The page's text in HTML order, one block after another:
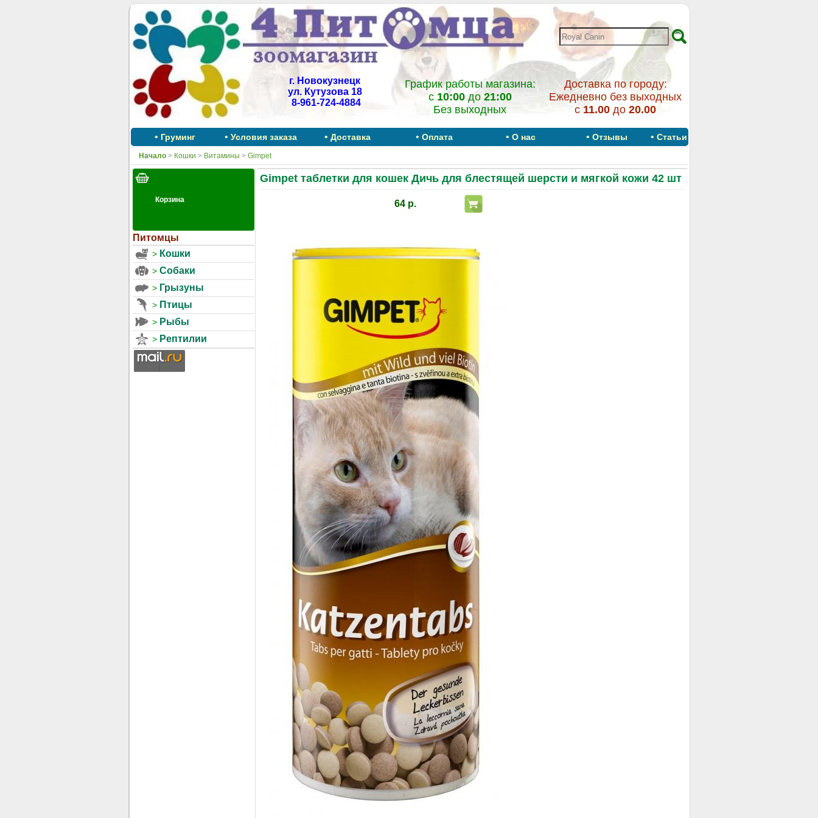
г. Новокузнецк
ул. Кутузова 18
8-961-724-4884
График работы магазина:
c 10:00до 21:00
Без выходных
Доставка по городу:
Ежедневно без выходных
с 11.00 до 20.00
• Груминг • Условия заказа • Доставка • Оплата • О нас • Отзывы • Статьи
Начало> Кошки > Витамины > Gimpet
Питомцы
Кошки
Собаки
Грызуны
Птицы
Рыбы
Рептилии
Gimpet таблетки для кошек Дичь для блестящей шерсти и мягкой кожи 42 шт
64 р.